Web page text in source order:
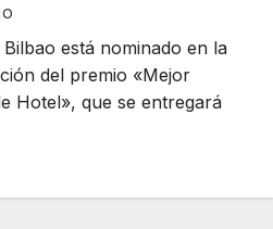
está nominado en la
del premio «Mejor
Hotel», que se entregará